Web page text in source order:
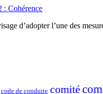
: Cohérence
d’adopter l’une des
code de conduite comité